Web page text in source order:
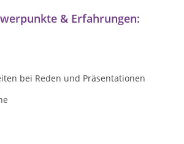
& Erfahrungen:
bei Reden und Präsentationen